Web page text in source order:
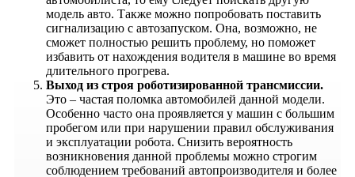
модель авто. Также можно попробовать поставить
сигнализацию с автозапуском. Она, возможно, не
сможет полностью решить проблему, но поможет
избавить от нахождения водителя в машине во время
длительного прогрева.
Выход из строя роботизированной трансмиссии.
Это – частая поломка автомобилей данной модели.
Особенно часто она проявляется у машин с большим
пробегом или при нарушении правил обслуживания
и эксплуатации робота. Снизить вероятность
возникновения данной проблемы можно строгим
соблюдением требований автопроизводителя и более